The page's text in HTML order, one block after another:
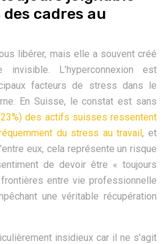
cadres au
libérer, mais elle a souvent créé
invisible. L’hyperconnexion est
facteurs de stress dans le
En Suisse, le constat est sans
des actifs suisses ressentent
du stress au travail, et
eux, cela représente un risque
de devoir être « toujours
entre vie professionnelle
une véritable récupération
insidieux car il ne s’agit